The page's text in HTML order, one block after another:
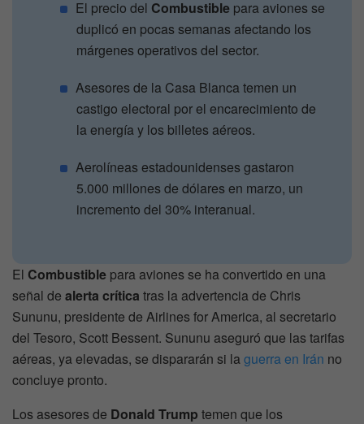
El precio del Combustible para aviones se
duplicó en pocas semanas afectando los
márgenes operativos del sector.
Asesores de la Casa Blanca temen un
castigo electoral por el encarecimiento de
la energía y los billetes aéreos.
Aerolíneas estadounidenses gastaron
5.000 millones de dólares en marzo, un
incremento del 30% interanual.
El Combustible para aviones se ha convertido en una
señal de alerta crítica tras la advertencia de Chris
Sununu, presidente de Airlines for America, al secretario
del Tesoro, Scott Bessent. Sununu aseguró que las tarifas
aéreas, ya elevadas, se dispararán si laguerra en Irán no
concluye pronto.
Los asesores de Donald Trump temen que los